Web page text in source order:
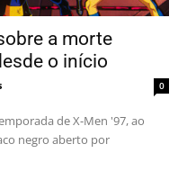
a morte
o início
0
de X-Men '97, ao
negro aberto por